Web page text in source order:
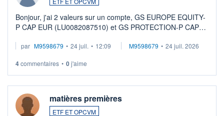
Bonjour, j'ai 2 valeurs sur un compte, GS EUROPE EQUITY-
P CAP EUR (LU0082087510) et GS PROTECTION-P CAP
veux procéder à la vente, on me signale ...
par M9598679 • 24 juil. • 12:09 M9598679 • 24 juil. 2026
4commentaires • 0j'aime
matières premières
ETF ET OPCVM